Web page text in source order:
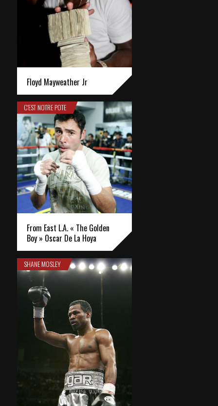
Floyd Mayweather Jr
C'EST NOTRE POTE
From East L.A. « The Golden
Boy » Oscar De La Hoya
SHANE MOSLEY